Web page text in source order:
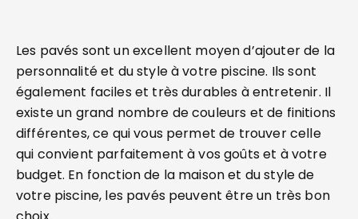
Les pavés sont un excellent moyen d’ajouter de la
personnalité et du style à votre piscine. Ils sont
également faciles et très durables à entretenir. Il
existe un grand nombre de couleurs et de finitions
différentes, ce qui vous permet de trouver celle
qui convient parfaitement à vos goûts et à votre
budget. En fonction de la maison et du style de
votre piscine, les pavés peuvent être un très bon